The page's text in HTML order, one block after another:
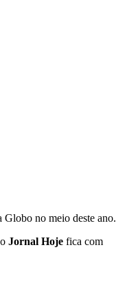
Globo no meio deste ano.
Jornal Hoje fica com